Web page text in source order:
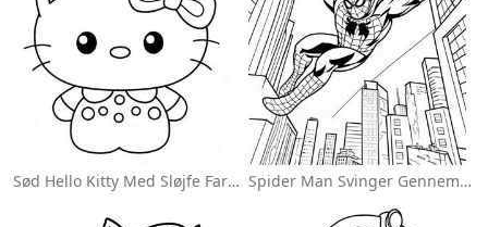
Sød Hello Kitty Med Sløjfe Farvelægningsside Spider Man Svinger Gennem Byen Farvelægningsside